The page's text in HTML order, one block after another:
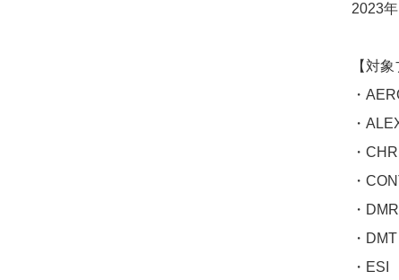
2023
【対
・
・
・
・
・DMR
・DMT
・ESI